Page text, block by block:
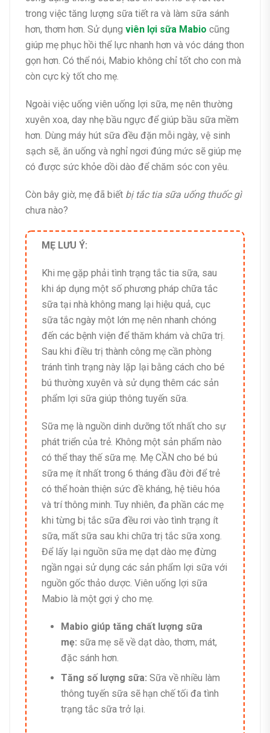
trong việc tăng lượng sữa tiết ra và làm sữa sánh
hơn, thơm hơn. Sử dụng viên lợi sữa Mabio cũng
giúp mẹ phục hồi thể lực nhanh hơn và vóc dáng thon
gọn hơn. Có thể nói, Mabio không chỉ tốt cho con mà
còn cực kỳ tốt cho mẹ.
Ngoài việc uống viên uống lợi sữa, mẹ nên thường
xuyên xoa, day nhẹ bầu ngực để giúp bầu sữa mềm
hơn. Dùng máy hút sữa đều đặn mỗi ngày, vệ sinh
sạch sẽ, ăn uống và nghỉ ngơi đúng mức sẽ giúp mẹ
có được sức khỏe dồi dào để chăm sóc con yêu.
Còn bây giờ, mẹ đã biết bị tắc tia sữa uống thuốc gì
chưa nào?
MẸ LƯU Ý:
Khi mẹ gặp phải tình trạng tắc tia sữa, sau
khi áp dụng một số phương pháp chữa tắc
sữa tại nhà không mang lại hiệu quả, cục
sữa tắc ngày một lớn mẹ nên nhanh chóng
đến các bệnh viện để thăm khám và chữa trị.
Sau khi điều trị thành công mẹ cần phòng
tránh tình trạng này lặp lại bằng cách cho bé
bú thường xuyên và sử dụng thêm các sản
phẩm lợi sữa giúp thông tuyến sữa.
Sữa mẹ là nguồn dinh dưỡng tốt nhất cho sự
phát triển của trẻ. Không một sản phẩm nào
có thể thay thế sữa mẹ. Mẹ CẦN cho bé bú
sữa mẹ ít nhất trong 6 tháng đầu đời để trẻ
có thể hoàn thiện sức đề kháng, hệ tiêu hóa
và trí thông minh. Tuy nhiên, đa phần các mẹ
khi từng bị tắc sữa đều rơi vào tình trạng ít
sữa, mất sữa sau khi chữa trị tắc sữa xong.
Để lấy lại nguồn sữa mẹ dạt dào mẹ đừng
ngần ngại sử dụng các sản phẩm lợi sữa với
nguồn gốc thảo dược. Viên uống lợi sữa
Mabio là một gợi ý cho mẹ.
Mabio giúp tăng chất lượng sữa
mẹ: sữa mẹ sẽ về dạt dào, thơm, mát,
đặc sánh hơn.
Tăng số lượng sữa: Sữa về nhiều làm
thông tuyến sữa sẽ hạn chế tối đa tình
trạng tắc sữa trở lại.